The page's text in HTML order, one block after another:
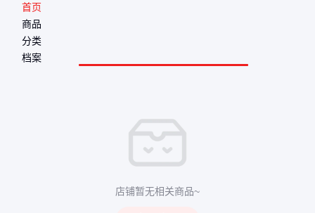
首页
商品
分类
档案
店铺暂无相关商品~